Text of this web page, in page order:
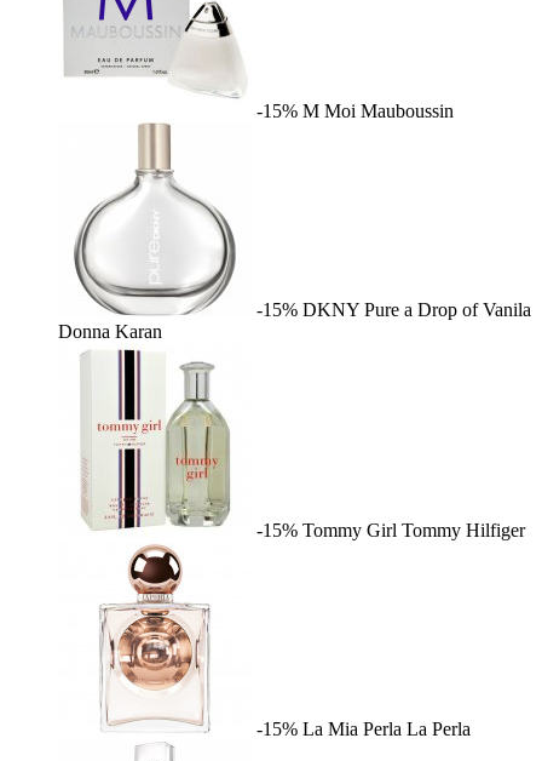
-15% M Moi Mauboussin
-15% DKNY Pure a Drop of Vanila
Donna Karan
-15% Tommy Girl Tommy Hilfiger
-15% La Mia Perla La Perla